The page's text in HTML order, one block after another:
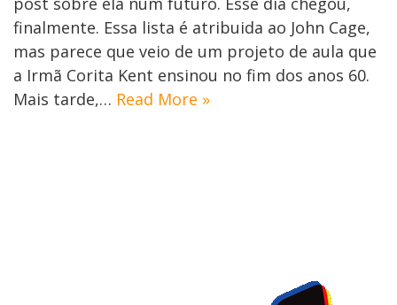
finalmente. Essa lista é atribuida ao John Cage,
mas parece que veio de um projeto de aula que
a Irmã Corita Kent ensinou no fim dos anos 60.
Mais tarde,… Read More »